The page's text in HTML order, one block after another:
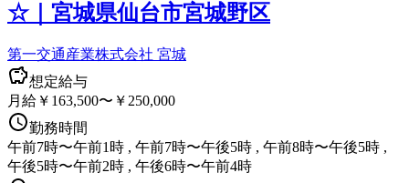
☆｜宮城県仙台市宮城野区
第一交通産業株式会社 宮城
想定給与
月給￥163,500〜￥250,000
勤務時間
午前7時〜午前1時 , 午前7時〜午後5時 , 午前8時〜午後5時 ,
午後5時〜午前2時 , 午後6時〜午前4時